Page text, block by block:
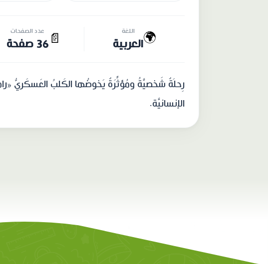
🌍 اللغة
العربية 📄
عدد الصفحات
36 صفحة
رِحلَةٌ شَخصيَّةُ ومُؤثِّرَةٌ يَخوضُها الكَلبُ العَسكَريُّ
الإنسانيَّة.